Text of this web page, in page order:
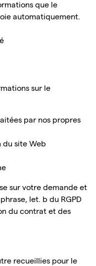
que le
automatiquement.
sur le
par nos propres
du site Web
sur votre demande et
let. b du RGPD
du contrat et des
recueillies pour le